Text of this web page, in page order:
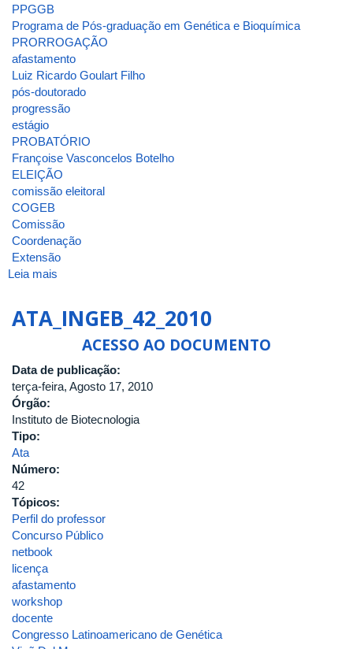
PPGGB
Programa de Pós-graduação em Genética e Bioquímica
PRORROGAÇÃO
afastamento
Luiz Ricardo Goulart Filho
pós-doutorado
progressão
estágio
PROBATÓRIO
Françoise Vasconcelos Botelho
ELEIÇÃO
comissão eleitoral
COGEB
Comissão
Coordenação
Extensão
Leia mais
QUINQUAGÉSIMA
REUNIÃO
CONSELHO
DO
DE
BIOQUÍMICA
UNIVERSIDADE
FEDERAL
DE
ATA_INGEB_42_2010
ACESSO AO DOCUMENTO
Data de publicação:
terça-feira, Agosto 17, 2010
Órgão:
Instituto de Biotecnologia
Tipo:
Ata
Número:
42
Tópicos:
Perfil do professor
Concurso Público
netbook
licença
afastamento
workshop
docente
Congresso Latinoamericano de Genética